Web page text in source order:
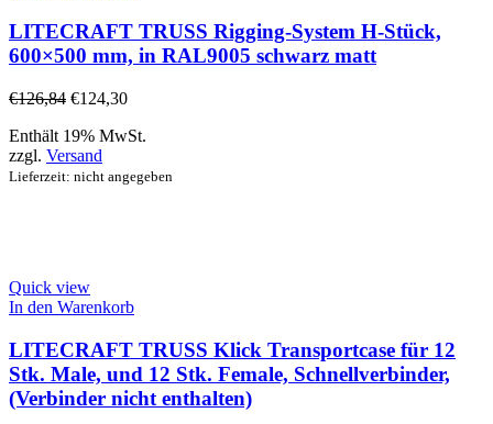
LITECRAFT TRUSS Rigging-System H-Stück,
600×500 mm, in RAL9005 schwarz matt
€126,84 €124,30
Enthält 19% MwSt.
zzgl. Versand
Lieferzeit: nicht angegeben
Quick view
In den Warenkorb
LITECRAFT TRUSS Klick Transportcase für 12
Stk. Male, und 12 Stk. Female, Schnellverbinder,
(Verbinder nicht enthalten)